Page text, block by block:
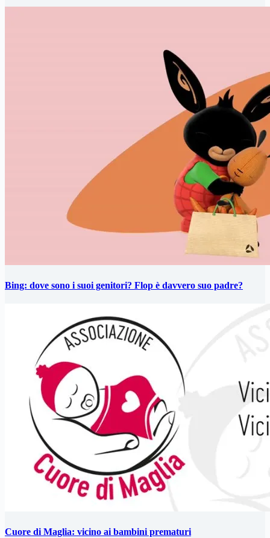
Bing: dove sono i suoi genitori? Flop è davvero suo padre?
Cuore di Maglia: vicino ai bambini prematuri